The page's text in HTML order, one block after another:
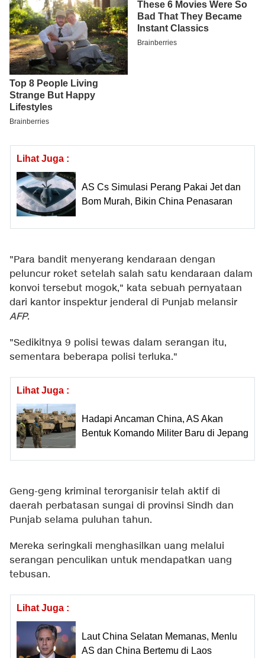
Lihat Juga :
AS Cs Simulasi Perang Pakai Jet dan
Bom Murah, Bikin China Penasaran
"Para bandit menyerang kendaraan dengan
peluncur roket setelah salah satu kendaraan dalam
konvoi tersebut mogok," kata sebuah pernyataan
dari kantor inspektur jenderal di Punjab melansir
AFP.
"Sedikitnya 9 polisi tewas dalam serangan itu,
sementara beberapa polisi terluka."
Lihat Juga :
Hadapi Ancaman China, AS Akan
Bentuk Komando Militer Baru di Jepang
Geng-geng kriminal terorganisir telah aktif di
daerah perbatasan sungai di provinsi Sindh dan
Punjab selama puluhan tahun.
Mereka seringkali menghasilkan uang melalui
serangan penculikan untuk mendapatkan uang
tebusan.
Lihat Juga :
Laut China Selatan Memanas, Menlu
AS dan China Bertemu di Laos